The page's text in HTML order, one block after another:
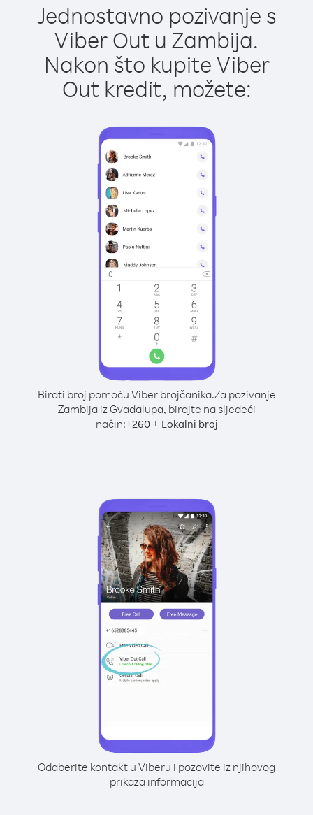
Jednostavno pozivanje s
Viber Out u Zambija.
Nakon što kupite Viber
Out kredit, možete:
Birati broj pomoću Viber brojčanika.Za pozivanje
Zambija iz Gvadalupa, birajte na sljedeći
način:+260+ Lokalni broj
Odaberite kontakt u Viberu i pozovite iz njihovog
prikaza informacija